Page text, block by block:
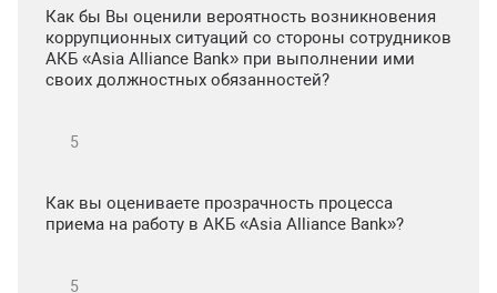
Как бы Вы оценили вероятность возникновения
коррупционных ситуаций со стороны сотрудников
АКБ «Asia Alliance Bank» при выполнении ими
своих должностных обязанностей?
Как вы оцениваете прозрачность процесса
приема на работу в АКБ «Asia Alliance Bank»?